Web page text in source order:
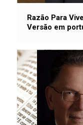
Razão Para
Versão em